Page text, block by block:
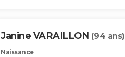
Janine VARAILLON (94 ans)
Naissance